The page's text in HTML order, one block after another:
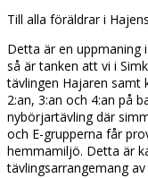
Till alla föräldrar i
Detta är en uppmaning
så är tanken att vi i
tävlingen Hajaren samt
2:an, 3:an och 4:an på
nybörjartävling där
och E-grupperna får
hemmamiljö. Detta är
tävlingsarrangemang